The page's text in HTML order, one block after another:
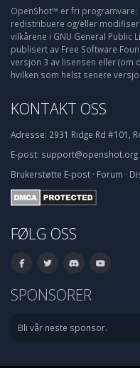
OpenShot™ er fri programvare:
redistribuere og/eller
vilkårene i GNU General Public
publisert av Free Software
versjon 3 av lisensen eller (om
hvilken som helst senere
KONTAKT OSS
Adresse: 2931 Ridge Rd #101,
E-post: support@openshot.org
Brukerstøtte E-post · Forum ·
FØLG OSS
SPONSORER
Bli vår neste sponsor.